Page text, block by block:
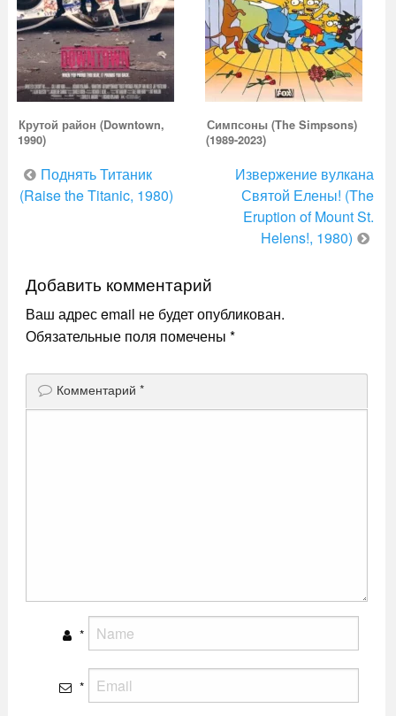
Крутой район (Downtown,
1990)
Симпсоны (The Simpsons)
(1989-2023)
Навигация
по
Поднять Титаник
(Raise the Titanic, 1980)
Извержение вулкана
Святой Елены! (The
Eruption of Mount St.
Helens!, 1980)
Добавить комментарий
Ваш адрес email не будет опубликован.
Обязательные поля помечены *
Комментарий *
*
*